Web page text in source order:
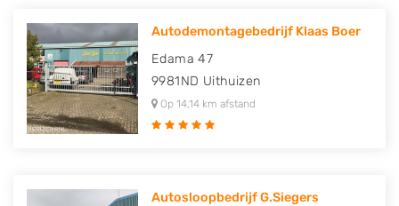
Autodemontagebedrijf Klaas Boer
Edama 47
9981ND Uithuizen
Op 14,14 km afstand
Autosloopbedrijf G.Siegers